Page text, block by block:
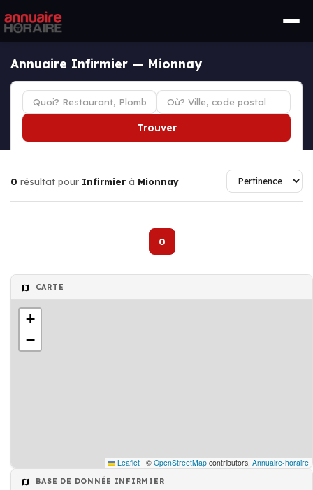
Annuaire Infirmier — Mionnay
Trouver
0 résultat pour Infirmier à Mionnay
0
CARTE
+
−
Leaflet | © OpenStreetMap contributors, Annuaire-horaire
BASE DE DONNÉE INFIRMIER